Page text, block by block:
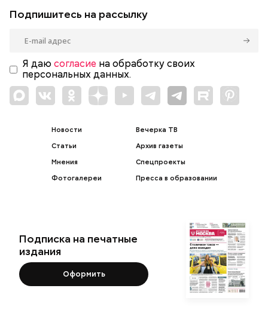
Подпишитесь на рассылку
Я даю согласие на обработку своих
персональных данных.
Новости
Статьи
Мнения
Фотогалереи
Вечерка ТВ
Архив газеты
Спецпроекты
Пресса в образовании
Подписка на печатные
издания
Оформить